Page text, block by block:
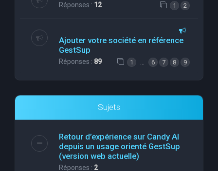
Réponses : 12 1 2
Ajouter votre société en référence
GestSup
Réponses : 89 1 6 7 8 9
Sujets
Retour d’expérience sur Candy AI
depuis un usage orienté GestSup
(version web actuelle)
Réponses : 2